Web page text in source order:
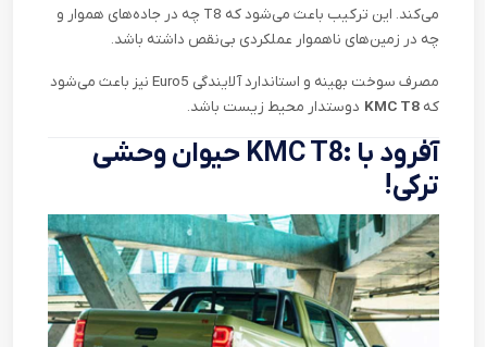
می‌کند. این ترکیب باعث می‌شود که T8 چه در جاده‌های هموار و
چه در زمین‌های ناهموار عملکردی بی‌نقص داشته باشد.
مصرف سوخت بهینه و استاندارد آلایندگی Euro5 نیز باعث می‌شود
که KMC T8 دوستدار محیط زیست باشد.
آفرود با KMC T8: حیوان وحشی
ترکی!